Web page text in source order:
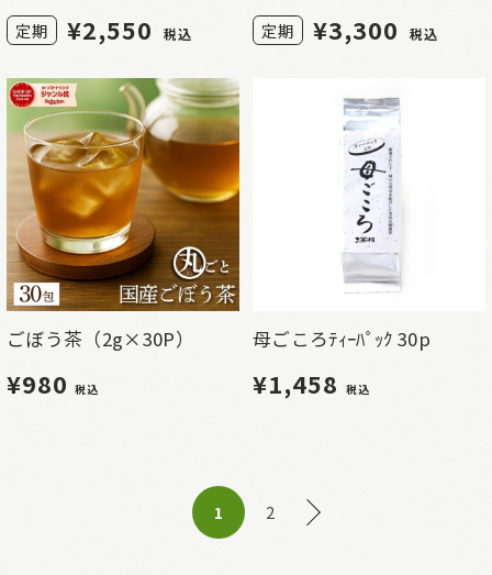
定期 ¥2,550 税込 定期 ¥3,300 税込
ごぼう茶（2g×30P）
¥980税込
母ごころﾃｨｰﾊﾟｯｸ 30p
¥1,458 税込
1 2